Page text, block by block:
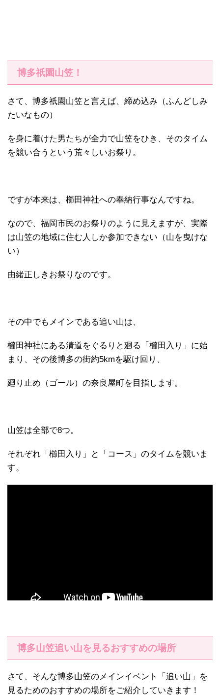
博多祇園山笠！
さて、博多祇園山笠と言えば、締め込み（ふんどしみ
たいなもの）
を身に着けた男たちが全力で山笠をひき、そのタイム
を競い合うという荒々しいお祭り。
ですが本来は、 櫛田神社への奉納行事なんですね。
なので、福岡市民のお祭りのように見えますが、実際
は山笠の地域に住む人しか参加できない（山を曳けな
い）
由緒正しきお祭りなのです。
その中でもメインである追い山は、
櫛田神社にある清道をぐるりと廻る「櫛田入り」に始
まり、その後博多の街約5kmを駆け回り、
廻り止め（ゴール）の奈良屋町を目指します。
山笠は全部で8つ。
それぞれ「櫛田入り」と「コース」のタイムを競いま
す。
博多山笠追い山を見るおすすめの場所
さて、そんな博多山笠のメインイベント「追い山」を
見るためのおすすめの場所をご紹介していきます！